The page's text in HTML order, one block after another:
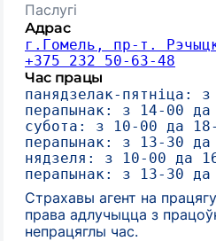
Паслугі
Адрас
г.Гомель, пр-т.
+375 232 50-63-48
Час працы
панядзелак-пятніца:
перапынак: з 14-00 да
субота: з 10-00 да
перапынак: з 13-30 да
нядзеля: з 10-00 да
перапынак: з 13-30 да
Страхавы агент на
права адлучыцца з
непрацяглы час.